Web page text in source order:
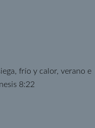
frío y calor, verano e
8:22